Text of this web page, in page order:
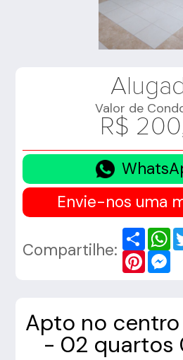
Valor de
R$
Envie-nos uma
Compartilhe:
Share
Pinterest
Apto no
- 02 quartos